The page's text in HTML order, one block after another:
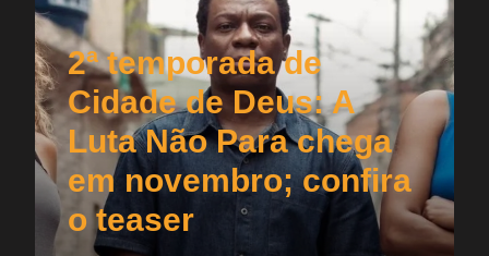
2ª temporada de
Cidade de Deus: A
Luta Não Para chega
em novembro; confira
o teaser